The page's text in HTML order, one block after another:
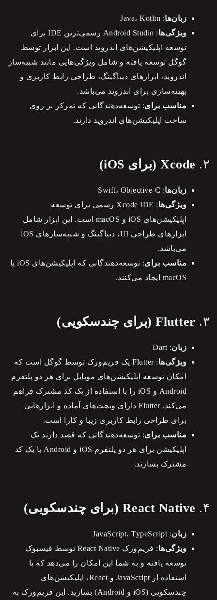
زبان‌ها: Java، Kotlin
ویژگی‌ها
: Android Studio رسمی‌ترین IDE برای
توسعه اپلیکیشن‌های اندروید است. این ابزار توسط
گوگل توسعه یافته و شامل ویژگی‌هایی مانند شبیه‌ساز
اندروید، ابزارهای دیباگینگ، طراحی رابط کاربری و
بهینه‌سازی برای اندروید می‌باشد.
مناسب برای: توسعه‌دهندگانی که تمرکز بر روی
ساخت اپلیکیشن‌های اندروید دارند.
۲. Xcode (برای iOS)
زبان‌ها: Swift، Objective-C
ویژگی‌ها
: Xcode IDE رسمی برای توسعه
اپلیکیشن‌های iOS و macOS است. این ابزار شامل
ابزارهای طراحی UI، دیباگینگ و شبیه‌سازهای iOS
می‌باشد.
مناسب برای
: توسعه‌دهندگانی که اپلیکیشن‌های iOS یا
macOS ایجاد می‌کنند.
۳. Flutter (برای چندسکویی)
زبان: Dart
ویژگی‌ها
: Flutter یک فریم‌ورک توسط گوگل است که
امکان توسعه اپلیکیشن‌های موبایل برای هر دو پلتفرم
Android و iOS را با استفاده از یک کد مشترک فراهم
می‌کند. Flutter دارای ویجت‌های آماده و ابزارهایی
برای طراحی رابط کاربری زیبا و کارا است.
مناسب برای: توسعه‌دهندگانی که قصد دارند یک
اپلیکیشن برای هر دو پلتفرم iOS و Android با یک کد
مشترک بسازند.
۴. React Native (برای چندسکویی)
زبان: JavaScript، TypeScript
ویژگی‌ها
: فریم‌ورک React Native توسط فیسبوک
توسعه یافته و به شما این امکان را می‌دهد که با
استفاده از JavaScript و React، اپلیکیشن‌های
چندسکویی (iOS و Android) بسازید. این فریم‌ورک به